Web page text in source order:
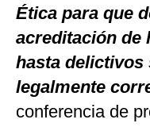
Ética para que
acreditación de
hasta delictivos
legalmente
conferencia de